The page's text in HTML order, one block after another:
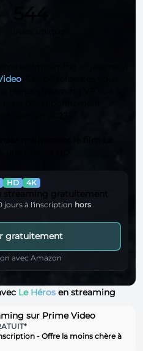
544
HD 4K
streaming gratuitement
jours à l'inscription hors
gratuitement
avec Amazon
Le Hérosen streaming
sur Prime Video
- Offre la moins chère à